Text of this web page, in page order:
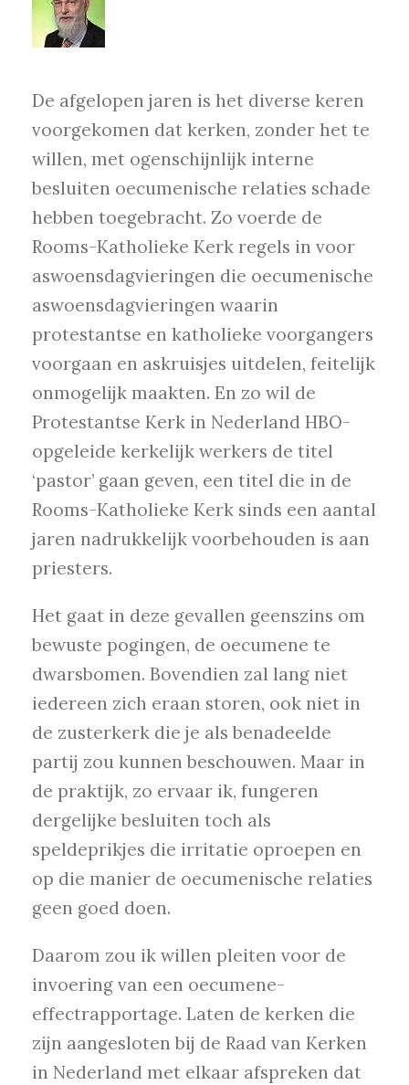
De afgelopen jaren is het diverse keren
voorgekomen dat kerken, zonder het te
willen, met ogenschijnlijk interne
besluiten oecumenische relaties schade
hebben toegebracht. Zo voerde de
Rooms-Katholieke Kerk regels in voor
aswoensdagvieringen die oecumenische
aswoensdagvieringen waarin
protestantse en katholieke voorgangers
voorgaan en askruisjes uitdelen, feitelijk
onmogelijk maakten. En zo wil de
Protestantse Kerk in Nederland HBO-
opgeleide kerkelijk werkers de titel
‘pastor’ gaan geven, een titel die in de
Rooms-Katholieke Kerk sinds een aantal
jaren nadrukkelijk voorbehouden is aan
priesters.
Het gaat in deze gevallen geenszins om
bewuste pogingen, de oecumene te
dwarsbomen. Bovendien zal lang niet
iedereen zich eraan storen, ook niet in
de zusterkerk die je als benadeelde
partij zou kunnen beschouwen. Maar in
de praktijk, zo ervaar ik, fungeren
dergelijke besluiten toch als
speldeprikjes die irritatie oproepen en
op die manier de oecumenische relaties
geen goed doen.
Daarom zou ik willen pleiten voor de
invoering van een oecumene-
effectrapportage. Laten de kerken die
zijn aangesloten bij de Raad van Kerken
in Nederland met elkaar afspreken dat